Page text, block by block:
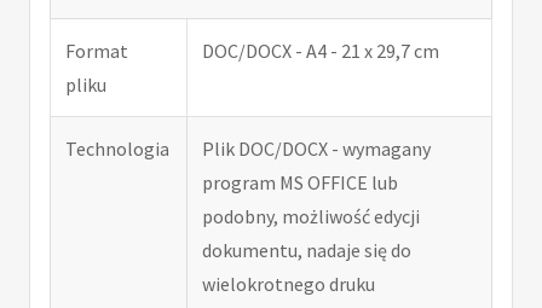
Format
pliku
DOC/DOCX - A4 - 21 x 29,7 cm
Technologia
Plik DOC/DOCX - wymagany
program MS OFFICE lub
podobny, możliwość edycji
dokumentu, nadaje się do
wielokrotnego druku